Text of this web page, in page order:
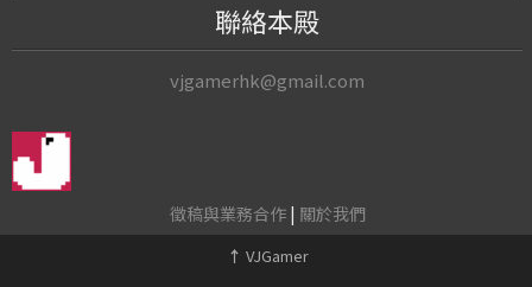
聯絡本殿
vjgamerhk@gmail.com
徵稿與業務合作| 關於我們
↑ VJGamer